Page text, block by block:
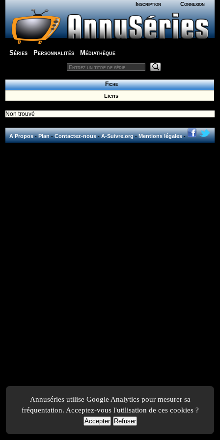
Inscription Connexion
Séries Personnalités Médiathèque
Fiche
Liens
Non trouvé
A Propos-Plan-Contactez-nous-A-Suivre.org-Mentions légales-
Annuséries utilise Google Analytics pour mesurer sa
fréquentation. Acceptez-vous l'utilisation de ces cookies ?
Accepter Refuser